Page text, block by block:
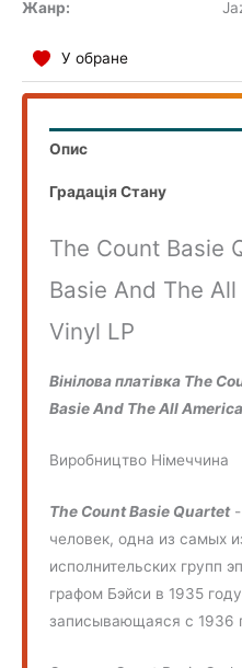
Жанр:
У обране
Опис
Градація Стану
The Count Basie
Basie And The
Vinyl LP
Вінілова платівка The
Basie And The All
Виробництво Німеччина
The Count Basie Quartet-
человек, одна из самых
исполнительских групп
графом Бэйси в 1935
записывающаяся с 1936